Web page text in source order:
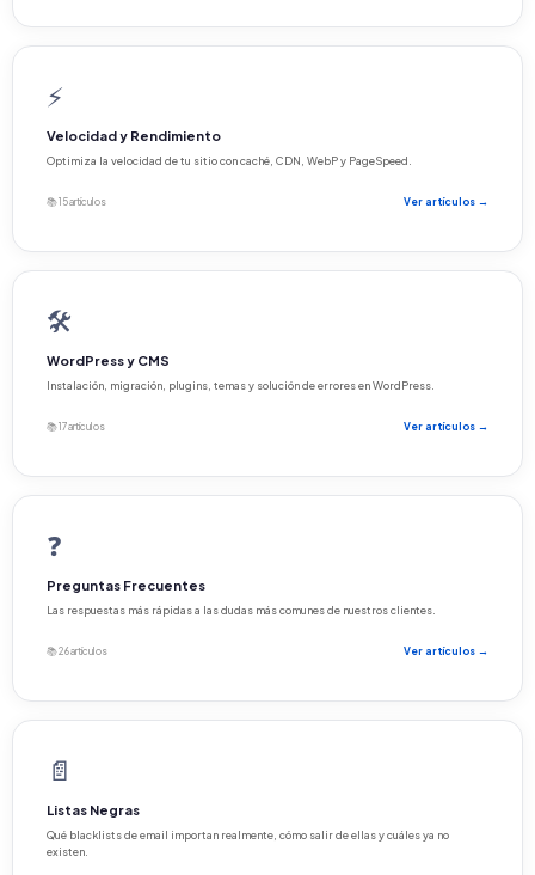
⚡
Velocidad y Rendimiento
Optimiza la velocidad de tu sitio con caché, CDN, WebP y PageSpeed.
📚 15 artículos Ver artículos →
🛠️
WordPress y CMS
Instalación, migración, plugins, temas y solución de errores en WordPress.
📚 17 artículos Ver artículos →
❓
Preguntas Frecuentes
Las respuestas más rápidas a las dudas más comunes de nuestros clientes.
📚 26 artículos Ver artículos →
📄
Listas Negras
Qué blacklists de email importan realmente, cómo salir de ellas y cuáles ya no
existen.